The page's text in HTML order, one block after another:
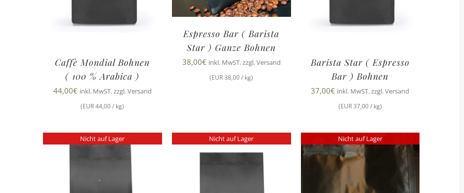
Caffè Mondial Bohnen
( 100 % Arabica )
44,00€ inkl. MwST. zzgl. Versand
(EUR 44,00 / kg)
Espresso Bar ( Barista
Star ) Ganze Bohnen
38,00€ inkl. MwST. zzgl. Versand
(EUR 38,00 / kg)
Barista Star ( Espresso
Bar ) Bohnen
37,00€ inkl. MwST. zzgl. Versand
(EUR 37,00 / kg)
Nicht auf Lager Nicht auf Lager Nicht auf Lager